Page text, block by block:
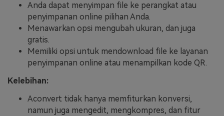
Anda dapat menyimpan file ke perangkat atau
penyimpanan online pilihan Anda.
Menawarkan opsi mengubah ukuran, dan juga
gratis.
Memiliki opsi untuk mendownload file ke layanan
penyimpanan online atau menampilkan kode QR.
Kelebihan:
Aconvert tidak hanya memfiturkan konversi,
namun juga mengedit, mengkompres, dan fitur